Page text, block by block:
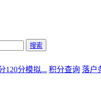
搜索
120分模拟... 积分查询 落户